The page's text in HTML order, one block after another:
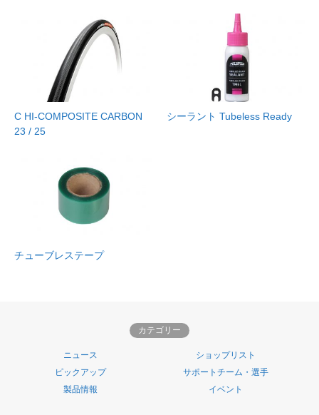
C HI-COMPOSITE CARBON
23 / 25
シーラント Tubeless Ready
チューブレステープ
カテゴリー
ニュース
ショップリスト
ピックアップ
サポートチーム・選手
製品情報
イベント